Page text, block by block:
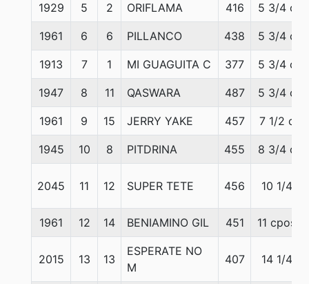
1929 5 2 ORIFLAMA 416 5 3/4 c
1961 6 6 PILLANCO 438 5 3/4 c
1913 7 1 MI GUAGUITA C 377 5 3/4 c
1947 8 11 QASWARA 487 5 3/4 c
1961 9 15 JERRY YAKE 457 7 1/2 c
1945 10 8 PITDRINA 455 8 3/4 c
2045 11 12 SUPER TETE 456 10 1/4
1961 12 14 BENIAMINO GIL 451 11 cpos
2015 13 13
ESPERATE NO
M
407 14 1/4